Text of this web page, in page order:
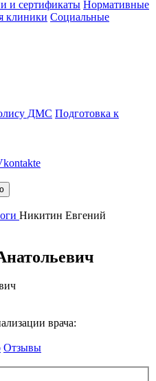
и сертификаты Нормативные
клиники Социальные
ДМС Подготовка к
Никитин Евгений
врача:
Отзывы